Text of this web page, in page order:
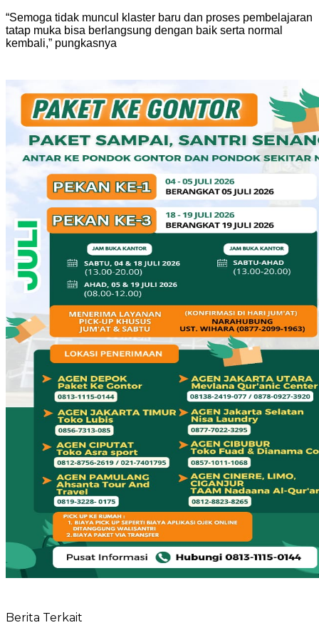
“Semoga tidak muncul klaster baru dan proses pembelajaran
tatap muka bisa berlangsung dengan baik serta normal
kembali,” pungkasnya
Berita Terkait